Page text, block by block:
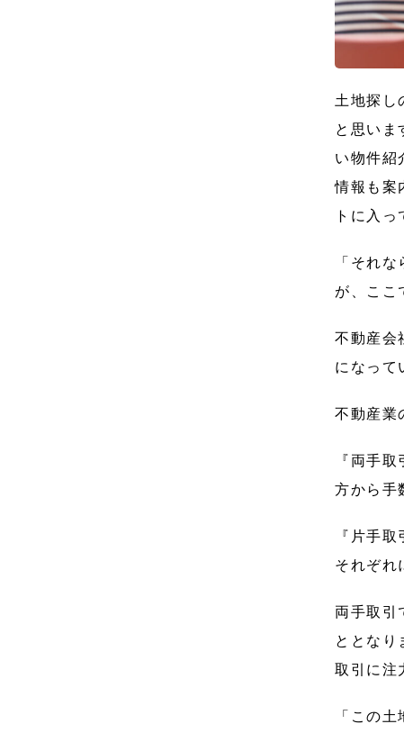
土地探し
と思い
い物件紹
情報も案
トに入
「それ
が、ここ
不動産会
になって
不動産業
『両手
方から手
『片手
それぞれ
両手取引
ととな
取引に注
「この